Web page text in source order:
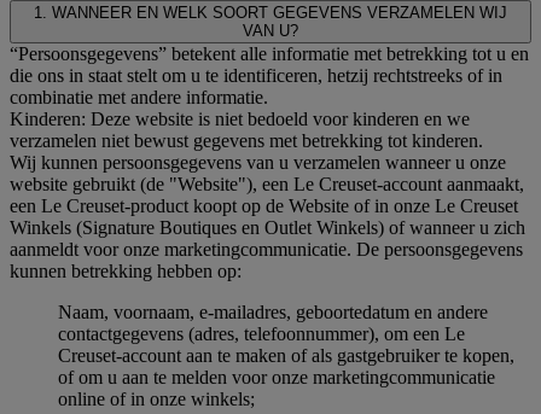
1. WANNEER EN WELK SOORT GEGEVENS VERZAMELEN WIJ
VAN U?
“Persoonsgegevens” betekent alle informatie met betrekking tot u en
die ons in staat stelt om u te identificeren, hetzij rechtstreeks of in
combinatie met andere informatie.
Kinderen: Deze website is niet bedoeld voor kinderen en we
verzamelen niet bewust gegevens met betrekking tot kinderen.
Wij kunnen persoonsgegevens van u verzamelen wanneer u onze
website gebruikt (de "Website"), een Le Creuset-account aanmaakt,
een Le Creuset-product koopt op de Website of in onze Le Creuset
Winkels (Signature Boutiques en Outlet Winkels) of wanneer u zich
aanmeldt voor onze marketingcommunicatie. De persoonsgegevens
kunnen betrekking hebben op:
Naam, voornaam, e-mailadres, geboortedatum en andere
contactgegevens (adres, telefoonnummer), om een Le
Creuset-account aan te maken of als gastgebruiker te kopen,
of om u aan te melden voor onze marketingcommunicatie
online of in onze winkels;